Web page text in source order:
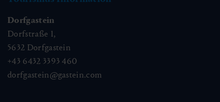
Dorfgastein
Dorfstraße 1,
5632 Dorfgastein
+43 6432 3393 460
dorfgastein@gastein.com